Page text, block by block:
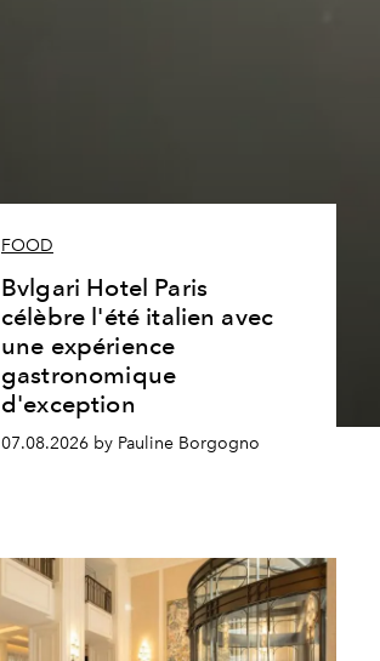
FOOD
Bvlgari Hotel Paris
célèbre l'été italien avec
une expérience
gastronomique
d'exception
07.08.2026 by Pauline Borgogno